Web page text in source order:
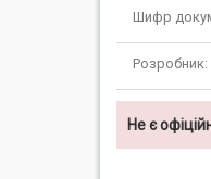
Шифр
Розробник:
Не є